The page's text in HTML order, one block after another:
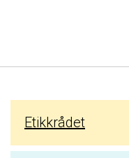
Etikkrådet